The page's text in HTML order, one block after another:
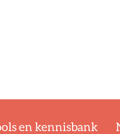
en kennisbank